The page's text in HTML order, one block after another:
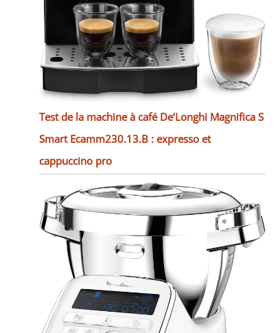
Test de la machine à café De’Longhi Magnifica S
Smart Ecamm230.13.B : expresso et
cappuccino pro